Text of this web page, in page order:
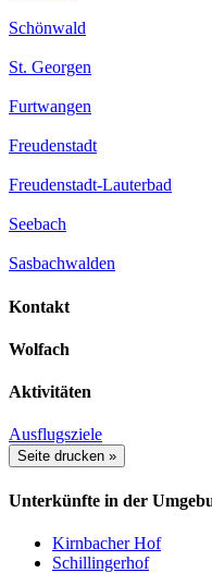
Schönwald
St. Georgen
Furtwangen
Freudenstadt
Freudenstadt-Lauterbad
Seebach
Sasbachwalden
Kontakt
Wolfach
Aktivitäten
Ausflugsziele
Seite drucken »
Unterkünfte in der
Kirnbacher Hof
Schillingerhof